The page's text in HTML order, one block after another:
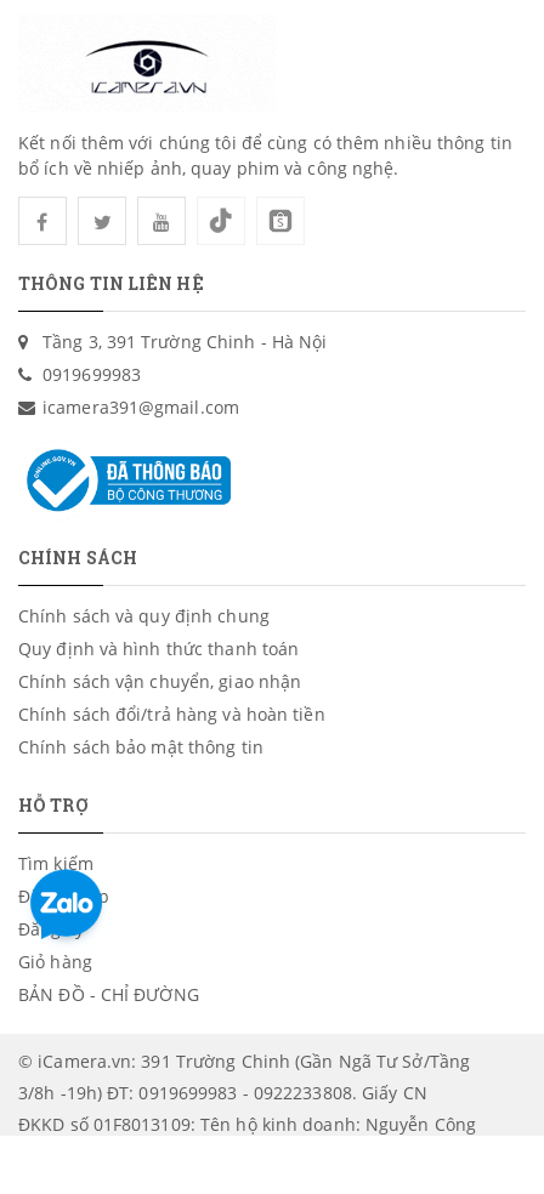
Kết nối thêm với chúng tôi để cùng có thêm nhiều thông tin
bổ ích về nhiếp ảnh, quay phim và công nghệ.
THÔNG TIN LIÊN HỆ
Tầng 3, 391 Trường Chinh - Hà Nội
0919699983
icamera391@gmail.com
CHÍNH SÁCH
Chính sách và quy định chung
Quy định và hình thức thanh toán
Chính sách vận chuyển, giao nhận
Chính sách đổi/trả hàng và hoàn tiền
Chính sách bảo mật thông tin
HỖ TRỢ
Tìm kiếm
Đăng nhập
Đăng ký
Giỏ hàng
BẢN ĐỒ - CHỈ ĐƯỜNG
© iCamera.vn: 391 Trường Chinh (Gần Ngã Tư Sở/Tầng
3/8h -19h) ĐT: 0919699983 - 0922233808. Giấy CN
ĐKKD số 01F8013109: Tên hộ kinh doanh: Nguyễn Công